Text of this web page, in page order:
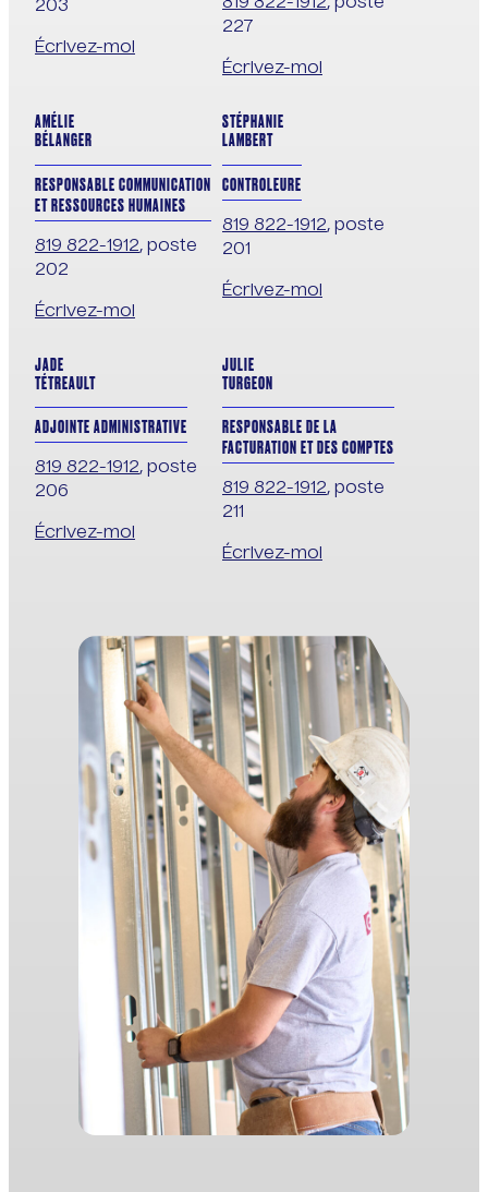
203
Écrivez-moi
227
Écrivez-moi
AMÉLIE
BÉLANGER
RESPONSABLE COMMUNICATION
ET RESSOURCES HUMAINES
819 822-1912, poste
202
Écrivez-moi
STÉPHANIE
LAMBERT
CONTROLEURE
819 822-1912, poste
201
Écrivez-moi
JADE
TÉTREAULT
ADJOINTE ADMINISTRATIVE
819 822-1912, poste
206
Écrivez-moi
JULIE
TURGEON
RESPONSABLE DE LA
FACTURATION ET DES COMPTES
819 822-1912, poste
211
Écrivez-moi